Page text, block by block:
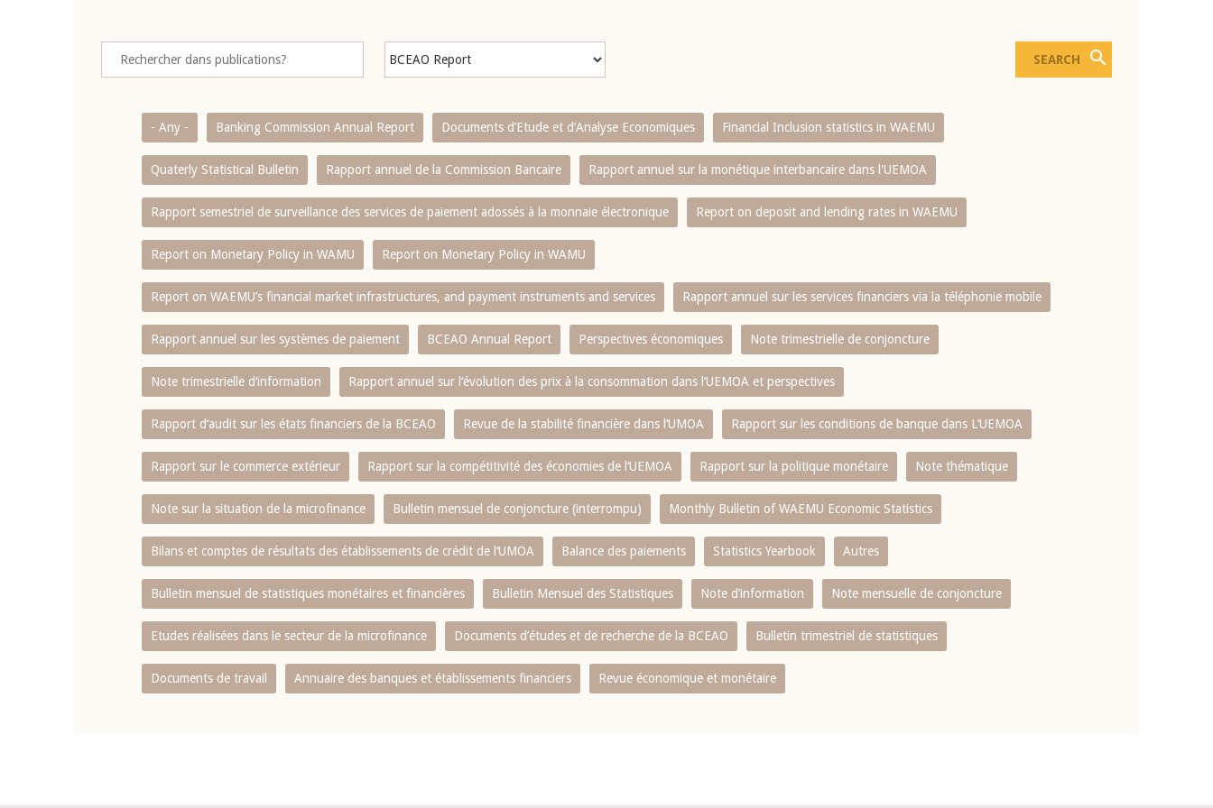
- Any - Banking Commission Annual Report Documents d’Etude et d’Analyse Economiques Financial Inclusion statistics in WAEMU
Quaterly Statistical Bulletin Rapport annuel de la Commission Bancaire Rapport annuel sur la monétique interbancaire dans l'UEMOA
Rapport semestriel de surveillance des services de paiement adossés à la monnaie électronique Report on deposit and lending rates in WAEMU
Report on Monetary Policy in WAMU Report on Monetary Policy in WAMU
Report on WAEMU’s financial market infrastructures, and payment instruments and services Rapport annuel sur les services financiers via la téléphonie mobile
Rapport annuel sur les systèmes de paiement BCEAO Annual Report Perspectives économiques Note trimestrielle de conjoncture
Note trimestrielle d‘information Rapport annuel sur l‘évolution des prix à la consommation dans l‘UEMOA et perspectives
Rapport d‘audit sur les états financiers de la BCEAO Revue de la stabilité financière dans l‘UMOA Rapport sur les conditions de banque dans L‘UEMOA
Rapport sur le commerce extérieur Rapport sur la compétitivité des économies de l‘UEMOA Rapport sur la politique monétaire Note thématique
Note sur la situation de la microfinance Bulletin mensuel de conjoncture (interrompu) Monthly Bulletin of WAEMU Economic Statistics
Bilans et comptes de résultats des établissements de crédit de l‘UMOA Balance des paiements Statistics Yearbook Autres
Bulletin mensuel de statistiques monétaires et financières Bulletin Mensuel des Statistiques Note d’information Note mensuelle de conjoncture
Etudes réalisées dans le secteur de la microfinance Documents d’études et de recherche de la BCEAO Bulletin trimestriel de statistiques
Documents de travail Annuaire des banques et établissements financiers Revue économique et monétaire